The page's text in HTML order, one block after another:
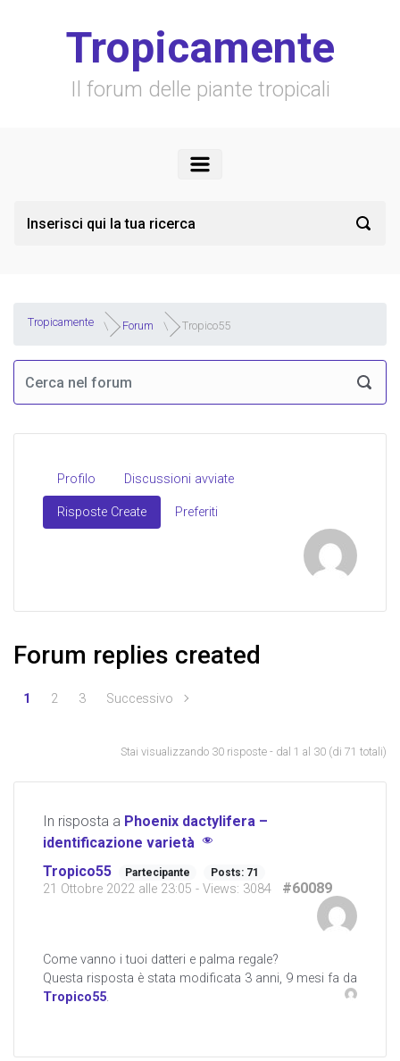
Tropicamente
Il forum delle piante tropicali
Tropicamente Forum Tropico55
Profilo Discussioni avviate
Risposte Create Preferiti
Forum replies created
1 2 3 Successivo
Stai visualizzando 30 risposte - dal 1 al 30 (di 71 totali)
In risposta a Phoenix dactylifera –
identificazione varietà
Tropico55
Partecipante Posts: 71
21 Ottobre 2022 alle 23:05 - Views: 3084 #60089
Come vanno i tuoi datteri e palma regale?
Questa risposta è stata modificata 3 anni, 9 mesi fa da
Tropico55.